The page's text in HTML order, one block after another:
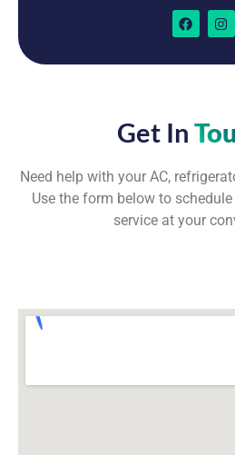
Get In
Need help with your AC,
Use the form below to
service at your